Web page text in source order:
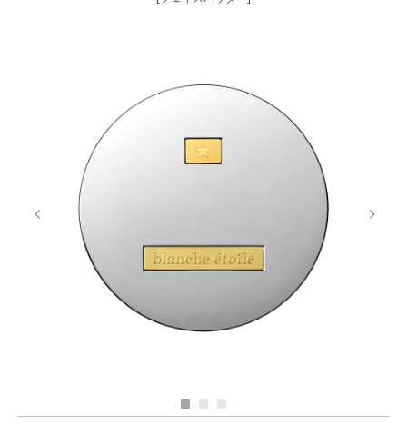
Previous
HAIR CARE
INNER CARE
TOOL
JEWELRY ジュエリー